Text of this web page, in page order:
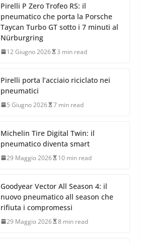
Pirelli P Zero Trofeo RS: il
pneumatico che porta la Porsche
Taycan Turbo GT sotto i 7 minuti al
Nürburgring
12 Giugno 2026 3 min read
Pirelli porta l’acciaio riciclato nei
pneumatici
5 Giugno 2026 7 min read
Michelin Tire Digital Twin: il
pneumatico diventa smart
29 Maggio 2026 10 min read
Goodyear Vector All Season 4: il
nuovo pneumatico all season che
rifiuta i compromessi
29 Maggio 2026 8 min read